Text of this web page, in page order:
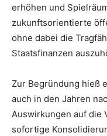
erhöhen und
zukunftsorientierte
ohne dabei die
Staatsfinanzen
Zur Begründung hieß
auch in den Jahren
Auswirkungen auf die
sofortige